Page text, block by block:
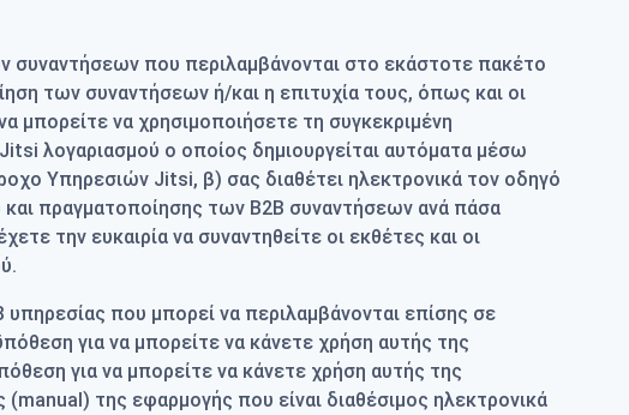
συναντήσεων που περιλαμβάνονται στο εκάστοτε πακέτο
των συναντήσεων ή/και η επιτυχία τους, όπως και οι
μπορείτε να χρησιμοποιήσετε τη συγκεκριμένη
λογαριασμού ο οποίος δημιουργείται αυτόματα μέσω
Υπηρεσιών Jitsi, β) σας διαθέτει ηλεκτρονικά τον οδηγό
πραγματοποίησης των Β2Β συναντήσεων ανά πάσα
την ευκαιρία να συναντηθείτε οι εκθέτες και οι
που μπορεί να περιλαμβάνονται επίσης σε
για να μπορείτε να κάνετε χρήση αυτής της
για να μπορείτε να κάνετε χρήση αυτής της
της εφαρμογής που είναι διαθέσιμος ηλεκτρονικά